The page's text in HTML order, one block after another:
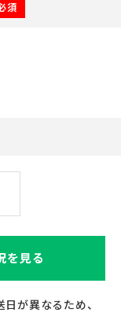
須
を見る
が異なるため、